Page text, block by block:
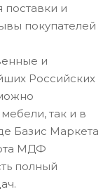
поставки и
покупателей
и
Российских
так и в
Базис Маркета
МДФ
полный